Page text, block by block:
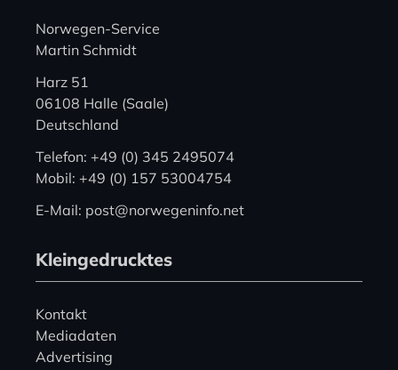
Norwegen-Service
Martin Schmidt
Harz 51
06108 Halle (Saale)
Deutschland
Telefon: +49 (0) 345 2495074
Mobil: +49 (0) 157 53004754
E-Mail: post@norwegeninfo.net
Kleingedrucktes
Kontakt
Mediadaten
Advertising